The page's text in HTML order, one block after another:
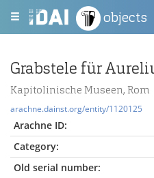
objects
Kapitolinische Museen, Rom
arachne.dainst.org/entity/1120125
Arachne ID:
Category:
Old serial number: